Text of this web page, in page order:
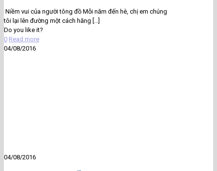
Niềm vui của người tông đồ Mỗi năm đến hè, chị em chúng
tôi lại lên đường một cách hăng […]
Do you like it?
0 Read more
04/08/2016
04/08/2016